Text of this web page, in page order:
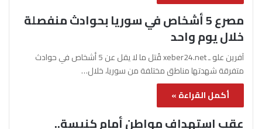
مصرع 5 أشخاص في سوريا بحوادث منفصلة
خلال يوم واحد
آفرين علو ـ xeber24.net قُتل ما لا يقل عن 5 أشخاص في حوادث
متفرقة شهدتها مناطق مختلفة من سوريا، خلال…
أكمل القراءة »
عقب استهداف مواطن أمام كنيسة..